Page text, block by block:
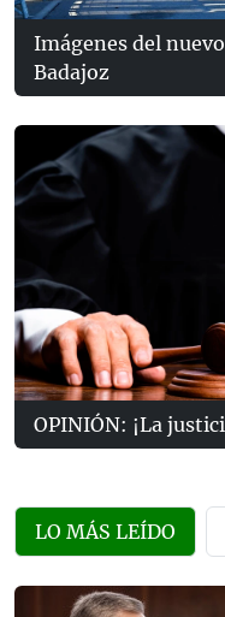
Imágenes del
Badajoz
OPINIÓN: ¡La
LO MÁS LEÍDO